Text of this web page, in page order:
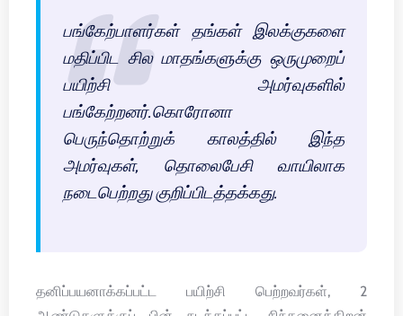
பங்கேற்பாளர்கள் தங்கள் இலக்குகளை
மதிப்பிட சில மாதங்களுக்கு ஒருமுறைப்
பயிற்சி அமர்வுகளில்
பங்கேற்றனர்.கொரோனா
பெருந்தொற்றுக் காலத்தில் இந்த
அமர்வுகள், தொலைபேசி வாயிலாக
நடைபெற்றது குறிப்பிடத்தக்கது.
தனிப்பயனாக்கப்பட்ட பயிற்சி பெற்றவர்கள், 2